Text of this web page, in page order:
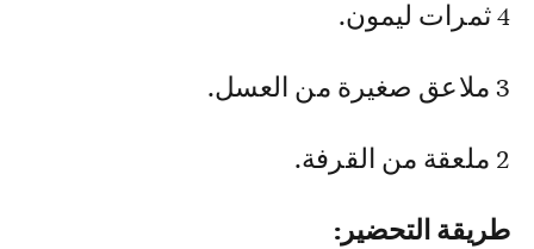
4 ثمرات ليمون.
3 ملاعق صغيرة من العسل.
2 ملعقة من القرفة.
طريقة التحضير: